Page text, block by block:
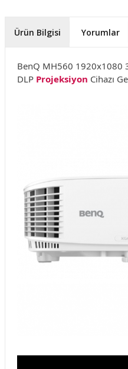
Ürün Bilgisi Yorumlar
BenQ MH560 1920x1080
DLP Projeksiyon Cihazı